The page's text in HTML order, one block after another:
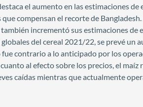
el aumento en las estimaciones
compensan el recorte de
incrementó sus estimaciones de
del cereal 2021/22, se prevé un
contrario a lo anticipado por los
al efecto sobre los precios, el
caídas mientras que actualmente